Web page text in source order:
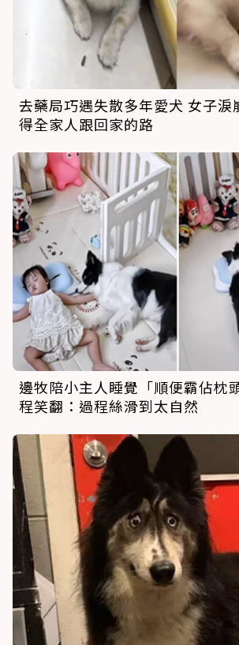
去藥局巧遇失散多年愛犬 女子淚
得全家人跟回家的路
邊牧陪小主人睡覺「順便霸佔枕
程笑翻：過程絲滑到太自然